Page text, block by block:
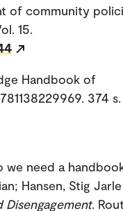
of community
15.
Handbook of
374 s.
we need a
Hansen, Stig Jarle
.